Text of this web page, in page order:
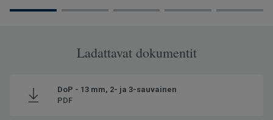
Ladattavat dokumentit
DoP - 13 mm, 2- ja 3-sauvainen
PDF